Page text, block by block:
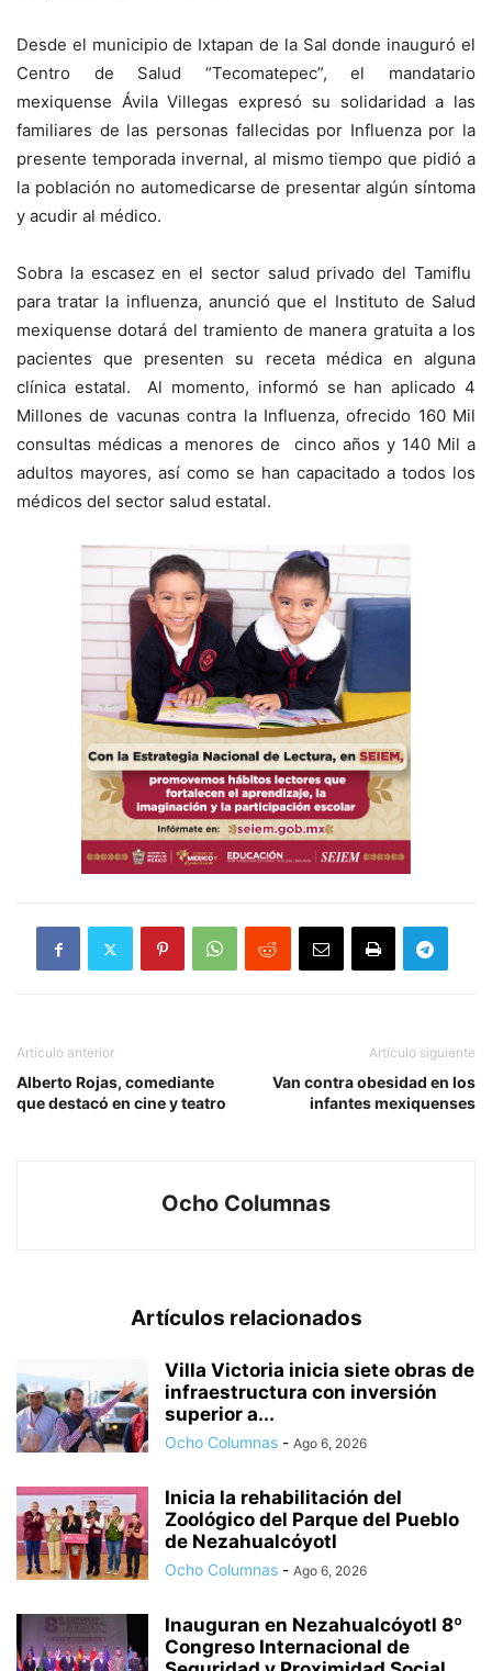
Desde el municipio de Ixtapan de la Sal donde inauguró el
Centro de Salud “Tecomatepec”, el mandatario
mexiquense Ávila Villegas expresó su solidaridad a las
familiares de las personas fallecidas por Influenza por la
presente temporada invernal, al mismo tiempo que pidió a
la población no automedicarse de presentar algún síntoma
y acudir al médico.
Sobra la escasez en el sector salud privado del Tamiflu
para tratar la influenza, anunció que el Instituto de Salud
mexiquense dotará del tramiento de manera gratuita a los
pacientes que presenten su receta médica en alguna
clínica estatal. Al momento, informó se han aplicado 4
Millones de vacunas contra la Influenza, ofrecido 160 Mil
consultas médicas a menores de cinco años y 140 Mil a
adultos mayores, así como se han capacitado a todos los
médicos del sector salud estatal.
Artículo anterior
Alberto Rojas, comediante
que destacó en cine y teatro
Artículo siguiente
Van contra obesidad en los
infantes mexiquenses
Ocho Columnas
Artículos relacionados
Villa Victoria inicia siete obras de
infraestructura con inversión
superior a...
Ocho Columnas - Ago 6, 2026
Inicia la rehabilitación del
Zoológico del Parque del Pueblo
de Nezahualcóyotl
Ocho Columnas - Ago 6, 2026
Inauguran en Nezahualcóyotl 8º
Congreso Internacional de